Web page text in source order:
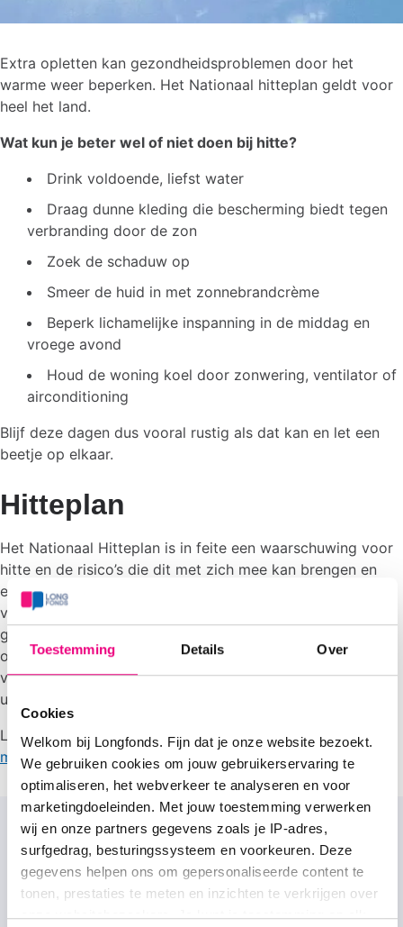
Toestemming Details Over
Cookies
Welkom bij Longfonds. Fijn dat je onze website bezoekt.
We gebruiken cookies om jouw gebruikerservaring te
optimaliseren, het webverkeer te analyseren en voor
marketingdoeleinden. Met jouw toestemming verwerken
wij en onze partners gegevens zoals je IP-adres,
surfgedrag, besturingssysteem en voorkeuren. Deze
gegevens helpen ons om gepersonaliseerde content te
tonen, prestaties te meten en inzichten te verkrijgen over
onze websitebezoekers. Je kunt je toestemming op elk
Extra opletten kan gezondheidsproblemen door het
warme weer beperken. Het Nationaal hitteplan geldt voor
heel het land.
Wat kun je beter wel of niet doen bij hitte?
Drink voldoende, liefst water
Draag dunne kleding die bescherming biedt tegen
verbranding door de zon
Zoek de schaduw op
Smeer de huid in met zonnebrandcrème
Beperk lichamelijke inspanning in de middag en
vroege avond
Houd de woning koel door zonwering, ventilator of
airconditioning
Blijf deze dagen dus vooral rustig als dat kan en let een
beetje op elkaar.
Hitteplan
Het Nationaal Hitteplan is in feite een waarschuwing voor
hitte en de risico’s die dit met zich mee kan brengen en
een oproep om extra op elkaar te letten. Het hitteplan is
vooral bedoeld voor mensen met een kwetsbare
gezondheid, zoals mensen met een chronische ziekte,
ouderen, baby’s/jonge kinderen en mensen in
verzorgingshuizen. Deze mensen moeten alert zijn op
uitdroging en oververhitting.
Lees informatie over hetHitteplan en tips voor mensen
met een longziekte.
Gratis nieuwsbrief
✔ Alles over behandeling van longziekten
✔ Laatste ontwikkelingen in onderzoek
✔ Tips om je longen gezond te houden